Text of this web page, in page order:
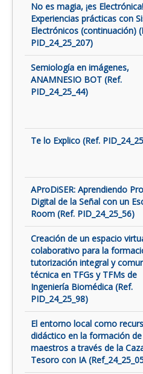
No es magia, ¡es
Experiencias prácticas con
Electrónicos (continuación)
PID_24_25_207)
Semiología en imágenes,
ANAMNESIO BOT (Ref.
PID_24_25_44)
Te lo Explico (Ref.
AProDiSER: Aprendiendo
Digital de la Señal con un
Room (Ref. PID_24_25_56)
Creación de un espacio
colaborativo para la
tutorización integral y
técnica en TFGs y TFMs de
Ingeniería Biomédica (Ref.
PID_24_25_98)
El entorno local como
didáctico en la formación de
maestros a través de la
Tesoro con IA